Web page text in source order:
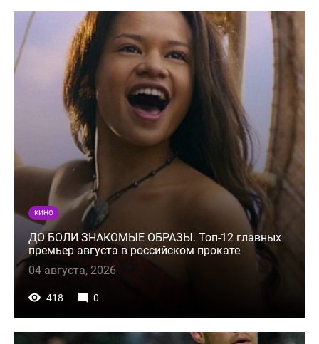
КИНО
ДО БОЛИ ЗНАКОМЫЕ ОБРАЗЫ. Топ-12 главных
премьер августа в российском прокате
04 августа, 2026
418 0